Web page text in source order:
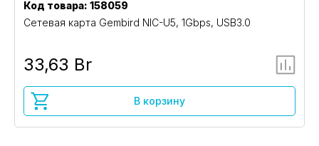
Код товара: 158059
Сетевая карта Gembird NIC-U5, 1Gbps, USB3.0
33,63 Br
В корзину